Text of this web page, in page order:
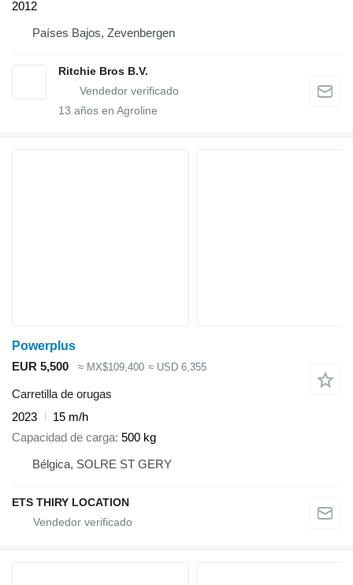
2012
Países Bajos, Zevenbergen
Ritchie Bros B.V.
13 años en Agroline
Powerplus
EUR 5,500
≈ MX$109,400 ≈ USD 6,355
Carretilla de orugas
2023
15 m/h
Capacidad de carga 500 kg
Bélgica, SOLRE ST GERY
ETS THIRY LOCATION